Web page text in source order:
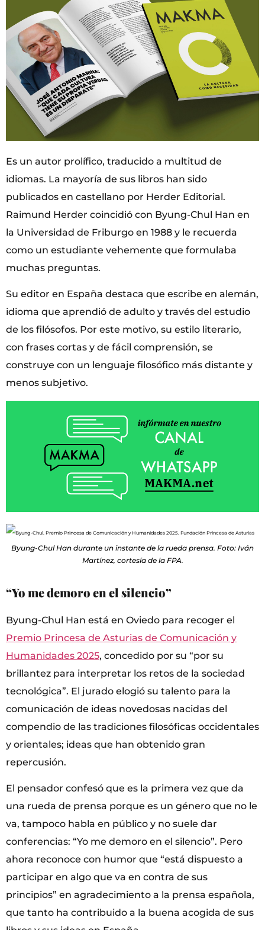
Es un autor prolífico, traducido a multitud de
idiomas. La mayoría de sus libros han sido
publicados en castellano por Herder Editorial.
Raimund Herder coincidió con Byung-Chul Han en
la Universidad de Friburgo en 1988 y le recuerda
como un estudiante vehemente que formulaba
muchas preguntas.
Su editor en España destaca que escribe en alemán,
idioma que aprendió de adulto y través del estudio
de los filósofos. Por este motivo, su estilo literario,
con frases cortas y de fácil comprensión, se
construye con un lenguaje filosófico más distante y
menos subjetivo.
Byung-Chul Han durante un instante de la rueda prensa. Foto: Iván
Martínez, cortesía de la FPA.
“Yo me demoro en el silencio”
Byung-Chul Han está en Oviedo para recoger el
Premio Princesa de Asturias de Comunicación y
Humanidades 2025, concedido por su “por su
brillantez para interpretar los retos de la sociedad
tecnológica”. El jurado elogió su talento para la
comunicación de ideas novedosas nacidas del
compendio de las tradiciones filosóficas occidentales
y orientales; ideas que han obtenido gran
repercusión.
El pensador confesó que es la primera vez que da
una rueda de prensa porque es un género que no le
va, tampoco habla en público y no suele dar
conferencias: “Yo me demoro en el silencio”. Pero
ahora reconoce con humor que “está dispuesto a
participar en algo que va en contra de sus
principios” en agradecimiento a la prensa española,
que tanto ha contribuido a la buena acogida de sus